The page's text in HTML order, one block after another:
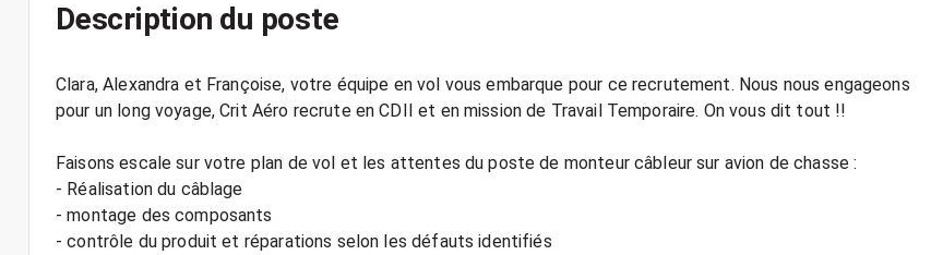
Description du poste
Clara, Alexandra et Françoise, votre équipe en vol vous embarque pour ce recrutement. Nous nous engageons
pour un long voyage, Crit Aéro recrute en CDII et en mission de Travail Temporaire. On vous dit tout !!
Faisons escale sur votre plan de vol et les attentes du poste de monteur câbleur sur avion de chasse :
- Réalisation du câblage
- montage des composants
- contrôle du produit et réparations selon les défauts identifiés